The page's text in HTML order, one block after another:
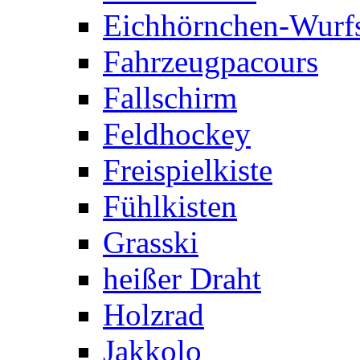
Eichhörnchen-
Fahrzeugpacours
Fallschirm
Feldhockey
Freispielkiste
Fühlkisten
Grasski
heißer Draht
Holzrad
Jakkolo